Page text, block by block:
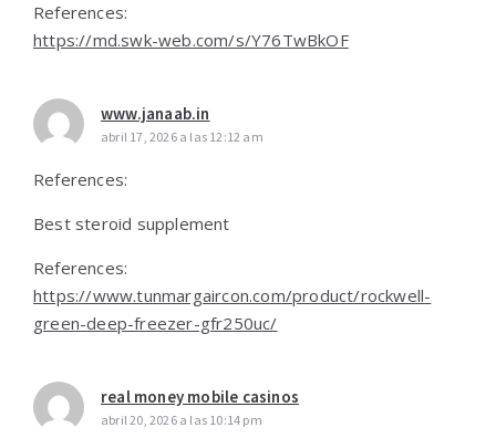
References:
https://md.swk-web.com/s/Y76TwBkOF
www.janaab.in
abril 17, 2026 a las 12:12 am
References:
Best steroid supplement
References:
https://www.tunmargaircon.com/product/rockwell-
green-deep-freezer-gfr250uc/
real money mobile casinos
abril 20, 2026 a las 10:14 pm